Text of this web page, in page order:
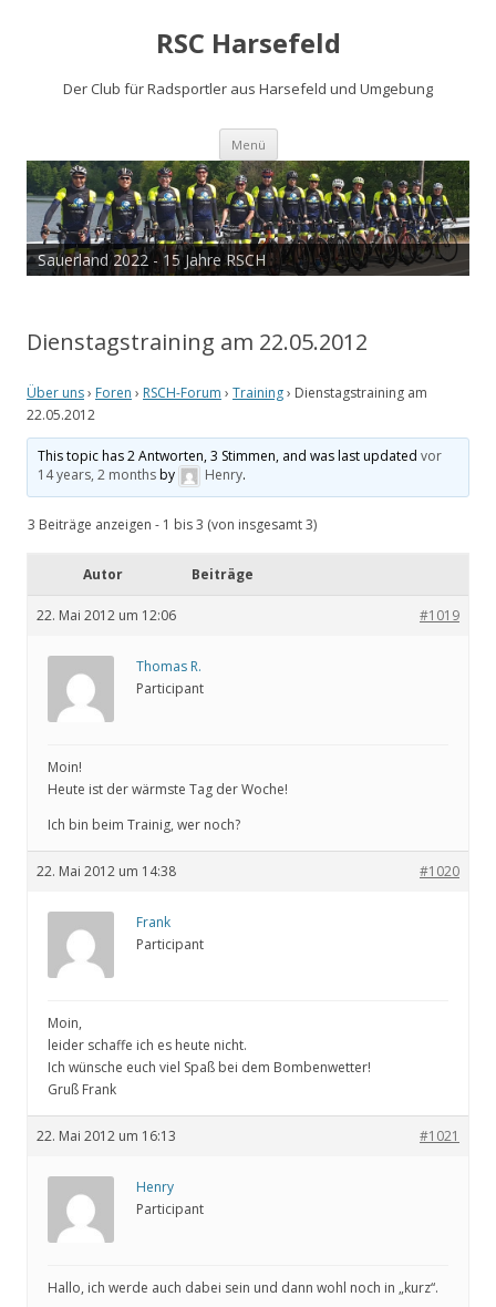
RSC Harsefeld
Der Club für Radsportler aus Harsefeld und Umgebung
Menü Zum
springen
Sauerland 2022 - 15 Jahre RSCH
Dienstagstraining am 22.05.2012
Über uns› Foren › RSCH-Forum › Training› Dienstagstraining am
22.05.2012
This topic has 2 Antworten, 3 Stimmen, and was last updatedvor
14 years, 2 monthsby Henry.
3 Beiträge anzeigen - 1 bis 3 (von insgesamt 3)
Autor Beiträge
22. Mai 2012 um 12:06 #1019
Thomas R.
Participant
Moin!
Heute ist der wärmste Tag der Woche!
Ich bin beim Trainig, wer noch?
22. Mai 2012 um 14:38 #1020
Frank
Participant
Moin,
leider schaffe ich es heute nicht.
Ich wünsche euch viel Spaß bei dem Bombenwetter!
Gruß Frank
22. Mai 2012 um 16:13 #1021
Henry
Participant
Hallo, ich werde auch dabei sein und dann wohl noch in „kurz“.